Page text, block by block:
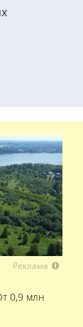
Реклама
0,9 млн